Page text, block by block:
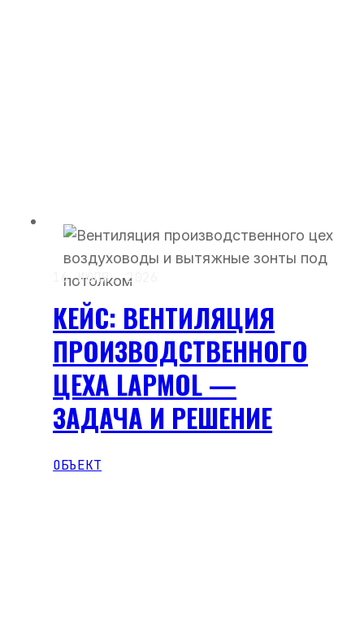
16 ИЮЛЯ, 2026
КЕЙС: ВЕНТИЛЯЦИЯ
ПРОИЗВОДСТВЕННОГО
ЦЕХА LAPMOL —
ЗАДАЧА И РЕШЕНИЕ
ОБЪЕКТ